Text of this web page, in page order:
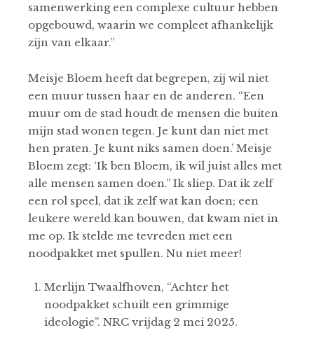
samenwerking een complexe cultuur hebben
opgebouwd, waarin we compleet afhankelijk
zijn van elkaar.”
Meisje Bloem heeft dat begrepen, zij wil niet
een muur tussen haar en de anderen. “Een
muur om de stad houdt de mensen die buiten
mijn stad wonen tegen. Je kunt dan niet met
hen praten. Je kunt niks samen doen.’ Meisje
Bloem zegt: ‘Ik ben Bloem, ik wil juist alles met
alle mensen samen doen.” Ik sliep. Dat ik zelf
een rol speel, dat ik zelf wat kan doen; een
leukere wereld kan bouwen, dat kwam niet in
me op. Ik stelde me tevreden met een
noodpakket met spullen. Nu niet meer!
Merlijn Twaalfhoven, “Achter het
noodpakket schuilt een grimmige
ideologie”. NRC vrijdag 2 mei 2025.